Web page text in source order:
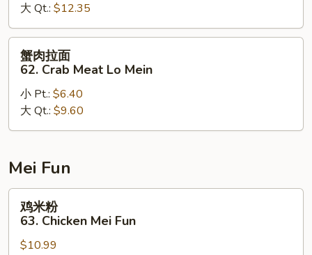
61.
Lobster
Lo
Mein
大 Qt.: $12.35
62.
Crab
Lo
蟹肉拉面
62. Crab Meat Lo Mein
小 Pt.: $6.40
大 Qt.: $9.60
Mei Fun
63.
鸡米粉
63. Chicken Mei Fun
$10.99